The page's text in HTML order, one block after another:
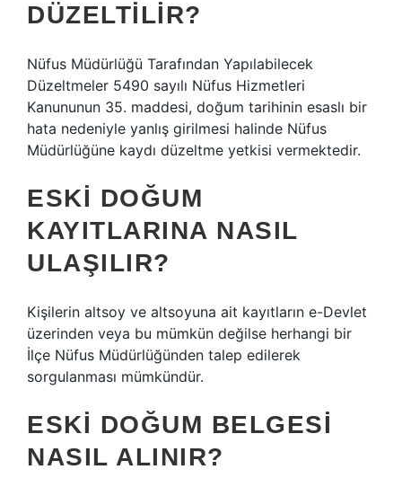
DÜZELTILIR?
Nüfus Müdürlüğü Tarafından Yapılabilecek
Düzeltmeler 5490 sayılı Nüfus Hizmetleri
Kanununun 35. maddesi, doğum tarihinin esaslı bir
hata nedeniyle yanlış girilmesi halinde Nüfus
Müdürlüğüne kaydı düzeltme yetkisi vermektedir.
ESKI DOĞUM
KAYITLARINA NASIL
ULAŞILIR?
Kişilerin altsoy ve altsoyuna ait kayıtların e-Devlet
üzerinden veya bu mümkün değilse herhangi bir
İlçe Nüfus Müdürlüğünden talep edilerek
sorgulanması mümkündür.
ESKI DOĞUM BELGESI
NASIL ALINIR?